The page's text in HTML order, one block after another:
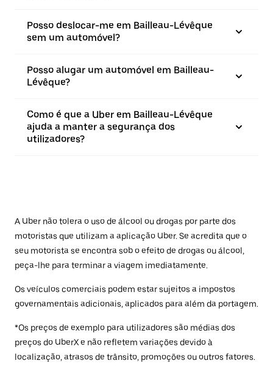
Posso deslocar-me em Bailleau-Lévêque
sem um automóvel?
Posso alugar um automóvel em Bailleau-
Lévêque?
Como é que a Uber em Bailleau-Lévêque
ajuda a manter a segurança dos
utilizadores?
A Uber não tolera o uso de álcool ou drogas por parte dos
motoristas que utilizam a aplicação Uber. Se acredita que o
seu motorista se encontra sob o efeito de drogas ou álcool,
peça-lhe para terminar a viagem imediatamente.
Os veículos comerciais podem estar sujeitos a impostos
governamentais adicionais, aplicados para além da portagem.
*Os preços de exemplo para utilizadores são médias dos
preços do UberX e não refletem variações devido à
localização, atrasos de trânsito, promoções ou outros fatores.